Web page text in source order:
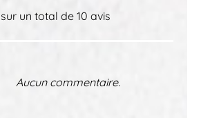
sur un total de 10 avis
Aucun commentaire.